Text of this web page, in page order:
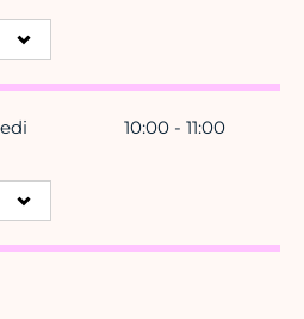
10:00 - 11:00